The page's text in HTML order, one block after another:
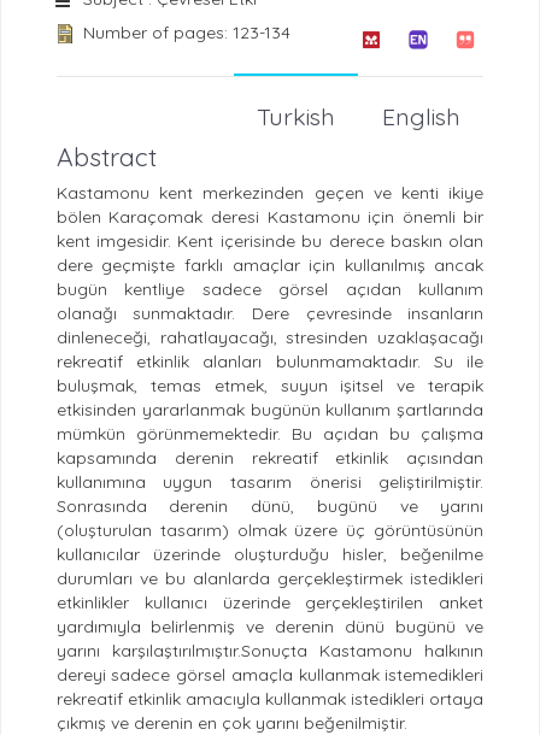
Number of pages: 123-134
English
Turkish
Abstract
Kastamonu kent merkezinden geçen ve kenti ikiye
bölen Karaçomak deresi Kastamonu için önemli bir
kent imgesidir. Kent içerisinde bu derece baskın olan
dere geçmişte farklı amaçlar için kullanılmış ancak
bugün kentliye sadece görsel açıdan kullanım
olanağı sunmaktadır. Dere çevresinde insanların
dinleneceği, rahatlayacağı, stresinden uzaklaşacağı
rekreatif etkinlik alanları bulunmamaktadır. Su ile
buluşmak, temas etmek, suyun işitsel ve terapik
etkisinden yararlanmak bugünün kullanım şartlarında
mümkün görünmemektedir. Bu açıdan bu çalışma
kapsamında derenin rekreatif etkinlik açısından
kullanımına uygun tasarım önerisi geliştirilmiştir.
Sonrasında derenin dünü, bugünü ve yarını
(oluşturulan tasarım) olmak üzere üç görüntüsünün
kullanıcılar üzerinde oluşturduğu hisler, beğenilme
durumları ve bu alanlarda gerçekleştirmek istedikleri
etkinlikler kullanıcı üzerinde gerçekleştirilen anket
yardımıyla belirlenmiş ve derenin dünü bugünü ve
yarını karşılaştırılmıştır.Sonuçta Kastamonu halkının
dereyi sadece görsel amaçla kullanmak istemedikleri
rekreatif etkinlik amacıyla kullanmak istedikleri ortaya
çıkmış ve derenin en çok yarını beğenilmiştir.